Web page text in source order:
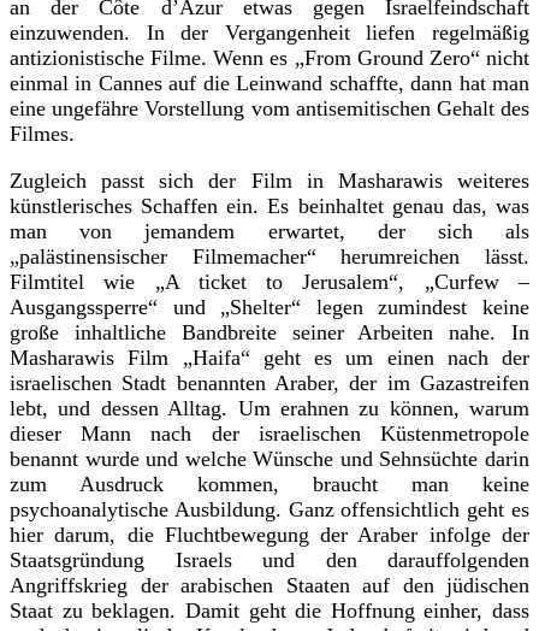
an der Côte d’Azur etwas gegen Israelfeindschaft
einzuwenden. In der Vergangenheit liefen regelmäßig
antizionistische Filme. Wenn es „From Ground Zero“ nicht
einmal in Cannes auf die Leinwand schaffte, dann hat man
eine ungefähre Vorstellung vom antisemitischen Gehalt des
Filmes.
Zugleich passt sich der Film in Masharawis weiteres
künstlerisches Schaffen ein. Es beinhaltet genau das, was
man von jemandem erwartet, der sich als
„palästinensischer Filmemacher“ herumreichen lässt.
Filmtitel wie „A ticket to Jerusalem“, „Curfew –
Ausgangssperre“ und „Shelter“ legen zumindest keine
große inhaltliche Bandbreite seiner Arbeiten nahe. In
Masharawis Film „Haifa“ geht es um einen nach der
israelischen Stadt benannten Araber, der im Gazastreifen
lebt, und dessen Alltag. Um erahnen zu können, warum
dieser Mann nach der israelischen Küstenmetropole
benannt wurde und welche Wünsche und Sehnsüchte darin
zum Ausdruck kommen, braucht man keine
psychoanalytische Ausbildung. Ganz offensichtlich geht es
hier darum, die Fluchtbewegung der Araber infolge der
Staatsgründung Israels und den darauffolgenden
Angriffskrieg der arabischen Staaten auf den jüdischen
Staat zu beklagen. Damit geht die Hoffnung einher, dass